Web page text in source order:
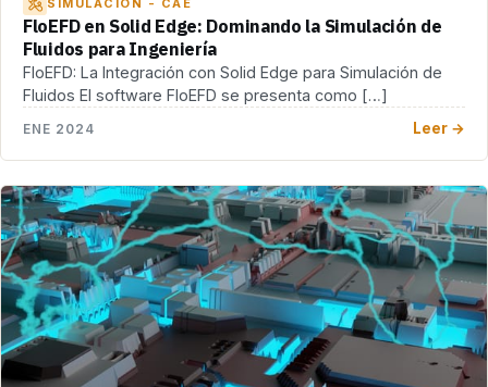
SIMULACIÓN - CAE
FloEFD en Solid Edge: Dominando la Simulación de
Fluidos para Ingeniería
FloEFD: La Integración con Solid Edge para Simulación de
Fluidos El software FloEFD se presenta como […]
ENE 2024 Leer →